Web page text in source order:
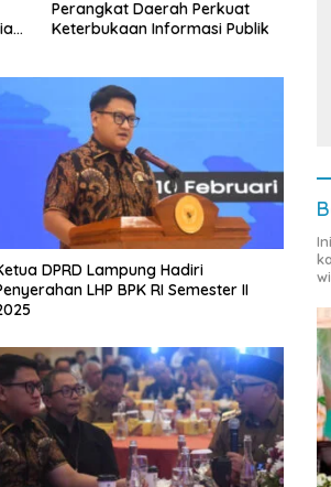
Dua Kunci Utama
Pembangunan Desa: Impact
DPRD Lampung Hadiri
LHP BPK RI Semester II